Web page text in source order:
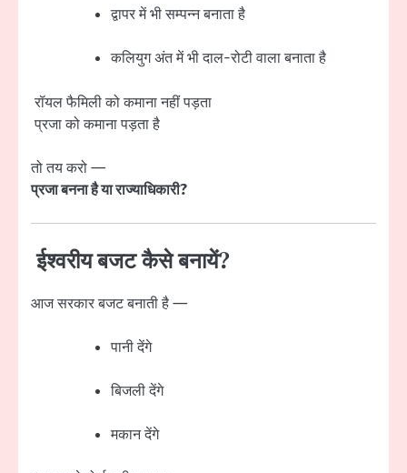
द्वापर में भी सम्पन्न बनाता है
कलियुग अंत में भी दाल-रोटी वाला बनाता है
रॉयल फैमिली को कमाना नहीं पड़ता
प्रजा को कमाना पड़ता है
तो तय करो —
प्रजा बनना है या राज्याधिकारी?
ईश्वरीय बजट कैसे बनायें?
आज सरकार बजट बनाती है —
पानी देंगे
बिजली देंगे
मकान देंगे